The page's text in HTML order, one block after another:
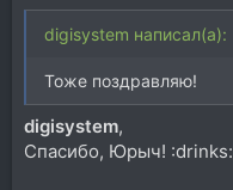
digisystem написал(а):
Тоже поздравляю!
digisystem,
Спасибо, Юрыч! :drinks: